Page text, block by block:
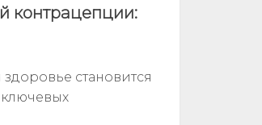
контрацепции:
становится